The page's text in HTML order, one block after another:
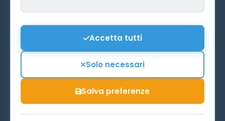
Mappa del sito
Accetta tutti
Solo necessari
Salva preferenze